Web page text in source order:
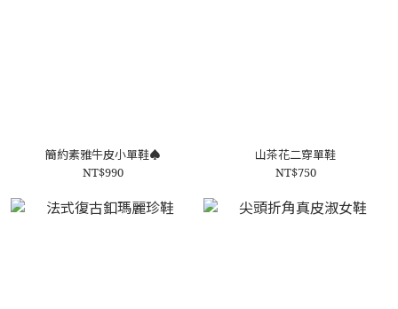
簡約素雅牛皮小單鞋♠️
NT$990
山茶花二穿單鞋
NT$750